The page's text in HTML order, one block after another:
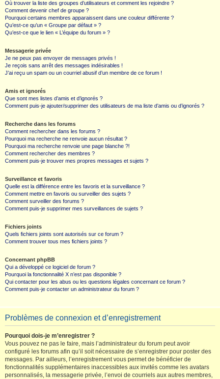
Où trouver la liste des groupes d’utilisateurs et comment les rejoindre ?
Comment devenir chef de groupe ?
Pourquoi certains membres apparaissent dans une couleur différente ?
Qu’est-ce qu’un « Groupe par défaut » ?
Qu’est-ce que le lien « L’équipe du forum » ?
Messagerie privée
Je ne peux pas envoyer de messages privés !
Je reçois sans arrêt des messages indésirables !
J’ai reçu un spam ou un courriel abusif d’un membre de ce forum !
Amis et ignorés
Que sont mes listes d’amis et d’ignorés ?
Comment puis-je ajouter/supprimer des utilisateurs de ma liste d’amis ou d’ignorés ?
Recherche dans les forums
Comment rechercher dans les forums ?
Pourquoi ma recherche ne renvoie aucun résultat ?
Pourquoi ma recherche renvoie une page blanche ?!
Comment rechercher des membres ?
Comment puis-je trouver mes propres messages et sujets ?
Surveillance et favoris
Quelle est la différence entre les favoris et la surveillance ?
Comment mettre en favoris ou surveiller des sujets ?
Comment surveiller des forums ?
Comment puis-je supprimer mes surveillances de sujets ?
Fichiers joints
Quels fichiers joints sont autorisés sur ce forum ?
Comment trouver tous mes fichiers joints ?
Concernant phpBB
Qui a développé ce logiciel de forum ?
Pourquoi la fonctionnalité X n’est pas disponible ?
Qui contacter pour les abus ou les questions légales concernant ce forum ?
Comment puis-je contacter un administrateur du forum ?
Problèmes de connexion et d’enregistrement
Pourquoi dois-je m’enregistrer ?
Vous pouvez ne pas le faire, mais l’administrateur du forum peut avoir
configuré les forums afin qu’il soit nécessaire de s’enregistrer pour poster des
messages. Par ailleurs, l’enregistrement vous permet de bénéficier de
fonctionnalités supplémentaires inaccessibles aux invités comme les avatars
personnalisés, la messagerie privée, l’envoi de courriels aux autres membres,